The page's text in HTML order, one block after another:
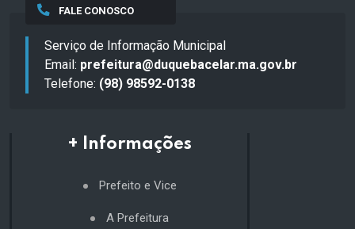
FALE CONOSCO
Serviço de Informação Municipal
Email: prefeitura@duquebacelar.ma.gov.br
Telefone: (98) 98592-0138
+ Informações
Prefeito e Vice
A Prefeitura